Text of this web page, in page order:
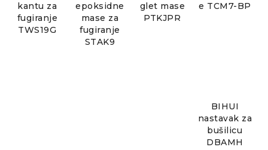
kantu za
fugiranje
TWS19G
epoksidne
mase za
fugiranje
STAK9
glet mase
PTKJPR
e TCM7-BP
BIHUI
nastavak za
bušilicu
DBAMH